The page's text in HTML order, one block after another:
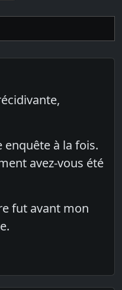
enquête à la fois.
avez-vous été
fut avant mon